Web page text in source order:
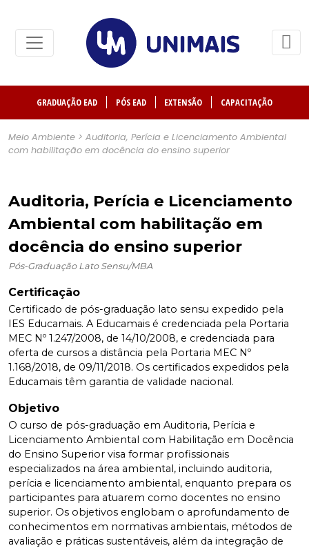
GRADUAÇÃO EAD PÓS EAD EXTENSÃO CAPACITAÇÃO
Meio Ambiente > Auditoria, Perícia e Licenciamento Ambiental
com habilitação em docência do ensino superior
Auditoria, Perícia e Licenciamento
Ambiental com habilitação em
docência do ensino superior
Pós-Graduação Lato Sensu/MBA
Certificação
Certificado de pós-graduação lato sensu expedido pela
IES Educamais. A Educamais é credenciada pela Portaria
MEC Nº 1.247/2008, de 14/10/2008, e credenciada para
oferta de cursos a distância pela Portaria MEC Nº
1.168/2018, de 09/11/2018. Os certificados expedidos pela
Educamais têm garantia de validade nacional.
Objetivo
O curso de pós-graduação em Auditoria, Perícia e
Licenciamento Ambiental com Habilitação em Docência
do Ensino Superior visa formar profissionais
especializados na área ambiental, incluindo auditoria,
perícia e licenciamento ambiental, enquanto prepara os
participantes para atuarem como docentes no ensino
superior. Os objetivos englobam o aprofundamento de
conhecimentos em normativas ambientais, métodos de
avaliação e práticas sustentáveis, além da integração de